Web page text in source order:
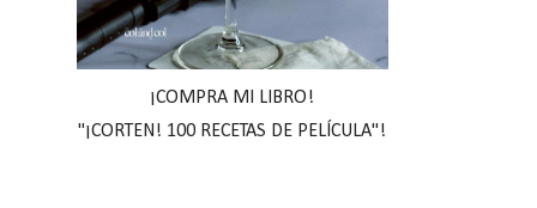
¡COMPRA MI LIBRO!
"¡CORTEN! 100 RECETAS DE PELÍCULA"!